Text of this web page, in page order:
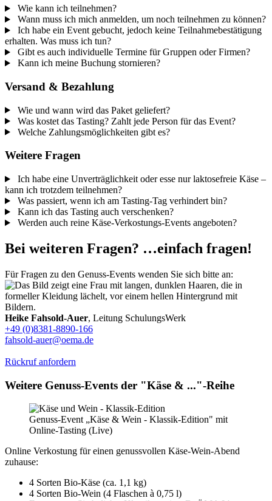
Wie kann ich teilnehmen?
Wann muss ich mich anmelden, um noch teilnehmen zu können?
Ich habe ein Event gebucht, jedoch keine Teilnahmebestätigung
erhalten. Was muss ich tun?
Gibt es auch individuelle Termine für Gruppen oder Firmen?
Kann ich meine Buchung stornieren?
Versand & Bezahlung
Wie und wann wird das Paket geliefert?
Was kostet das Tasting? Zahlt jede Person für das Event?
Welche Zahlungsmöglichkeiten gibt es?
Weitere Fragen
Ich habe eine Unverträglichkeit oder esse nur laktosefreie Käse –
kann ich trotzdem teilnehmen?
Was passiert, wenn ich am Tasting-Tag verhindert bin?
Kann ich das Tasting auch verschenken?
Werden auch reine Käse-Verkostungs-Events angeboten?
Bei weiteren Fragen? …einfach fragen!
Für Fragen zu den Genuss-Events wenden Sie sich bitte an:
Heike Fahsold-Auer, Leitung SchulungsWerk
+49 (0)8381-8890-166
fahsold-auer@oema.de
Rückruf anfordern
Weitere Genuss-Events der "Käse & ..."-Reihe
Genuss-Event „Käse & Wein - Klassik-Edition" mit
Online-Tasting (Live)
Online Verkostung für einen genussvollen Käse-Wein-Abend
zuhause:
4 Sorten Bio-Käse (ca. 1,1 kg)
4 Sorten Bio-Wein (4 Flaschen à 0,75 l)